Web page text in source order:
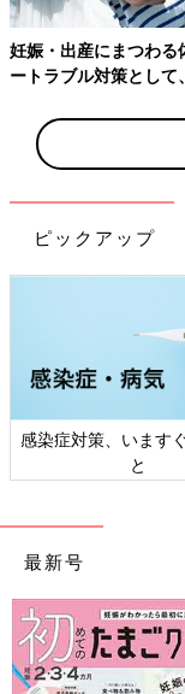
出典：Instagramアカウ
megu2913さんのコ
ズ！おしゃれなシ
るタイツが可愛い
やかな印象のコーデ
ンプルなので真似し
むけて、ぜひチェ
※記事内容でご紹介
があります。あらか
ます。
妊娠・出産にまつわ
ートラブル対策とし
ピックアップ
感染症対策、います
と
最新号